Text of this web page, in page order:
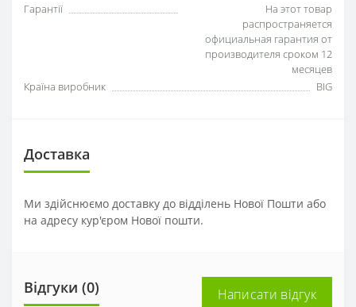
Гарантії
На этот товар
распространяется
официальная гарантия от
производителя сроком 12
месяцев
Країна виробник
BIG
Доставка
Ми здійснюємо доставку до відділень Нової Пошти або
на адресу кур'єром Нової пошти.
Відгуки (0) Написати відгук